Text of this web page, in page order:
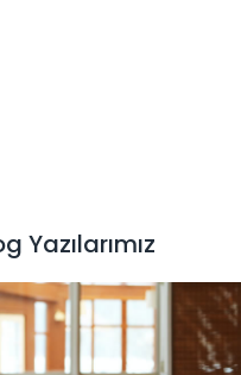
Yazılarımız